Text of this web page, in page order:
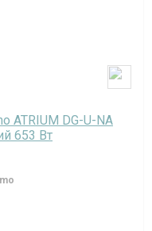
ATRIUM DG-U-NA
653 Вт